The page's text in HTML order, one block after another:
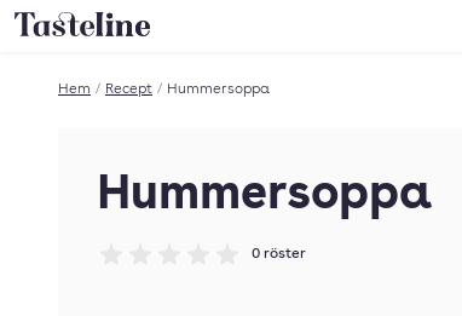
Till Tastelines startsida
Hem / Recept / Hummersoppa
Hummersoppa
0 röster